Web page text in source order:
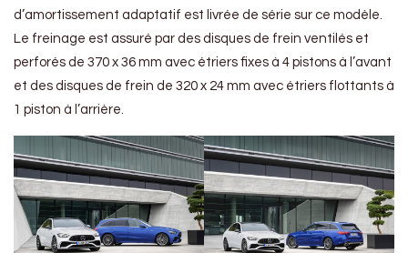
d’amortissement adaptatif est livrée de série sur ce modèle.
Le freinage est assuré par des disques de frein ventilés et
perforés de 370 x 36 mm avec étriers fixes à 4 pistons à l’avant
et des disques de frein de 320 x 24 mm avec étriers flottants à
1 piston à l’arrière.